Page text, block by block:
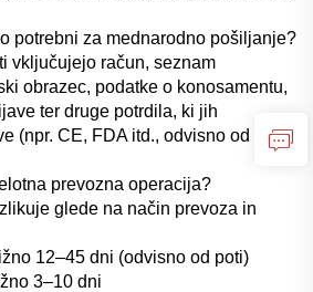
potrebni za mednarodno pošiljanje?
vključujejo račun, seznam
obrazec, podatke o konosamentu,
ter druge potrdila, ki jih
(npr. CE, FDA itd., odvisno od
prevozna operacija?
glede na način prevoza in
12–45 dni (odvisno od poti)
3–10 dni